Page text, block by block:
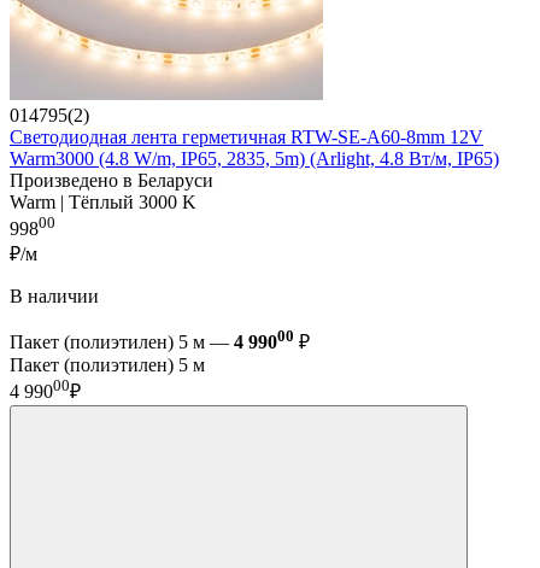
014795(2)
Светодиодная лента герметичная RTW-SE-A60-8mm 12V
Warm3000 (4.8 W/m, IP65, 2835, 5m) (Arlight, 4.8 Вт/м, IP65)
Произведено в Беларуси
Warm | Тёплый 3000 K
99800
₽/м
В наличии
Пакет (полиэтилен) 5 м — 4 99000 ₽
Пакет (полиэтилен) 5 м
4 99000₽